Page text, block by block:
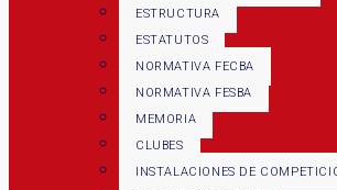
ESTRUCTURA
ESTATUTOS
NORMATIVA FECBA
NORMATIVA FESBA
MEMORIA
CLUBES
INSTALACIONES DE